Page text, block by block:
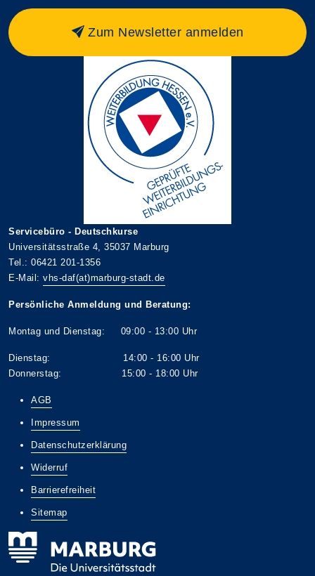
Zum Newsletter anmelden
Servicebüro - Deutschkurse
Universitätsstraße 4, 35037 Marburg
Tel.: 06421 201-1356
E-Mail: vhs-daf(at)marburg-stadt.de
Persönliche Anmeldung und Beratung:
Montag und Dienstag: 09:00 - 13:00 Uhr
Dienstag: 14:00 - 16:00 Uhr
Donnerstag: 15:00 - 18:00 Uhr
AGB
Impressum
Datenschutzerklärung
Widerruf
Barrierefreiheit
Sitemap